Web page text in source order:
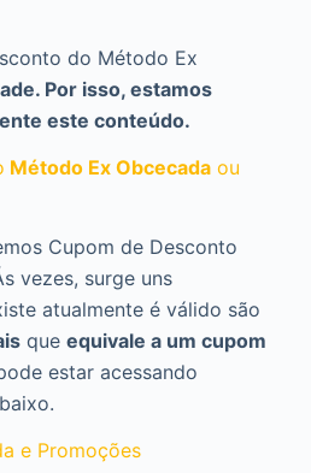
do Método Ex
Por isso, estamos
este conteúdo.
Método Ex Obcecada ou
Cupom de Desconto
vezes, surge uns
atualmente é válido são
que equivale a um cupom
estar acessando
e Promoções